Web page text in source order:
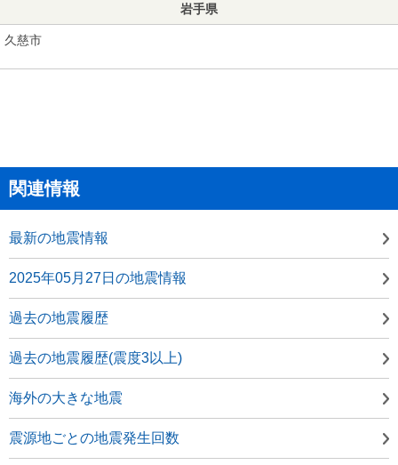
岩手県
久慈市
関連情報
最新の地震情報
2025年05月27日の地震情報
過去の地震履歴
過去の地震履歴(震度3以上)
海外の大きな地震
震源地ごとの地震発生回数